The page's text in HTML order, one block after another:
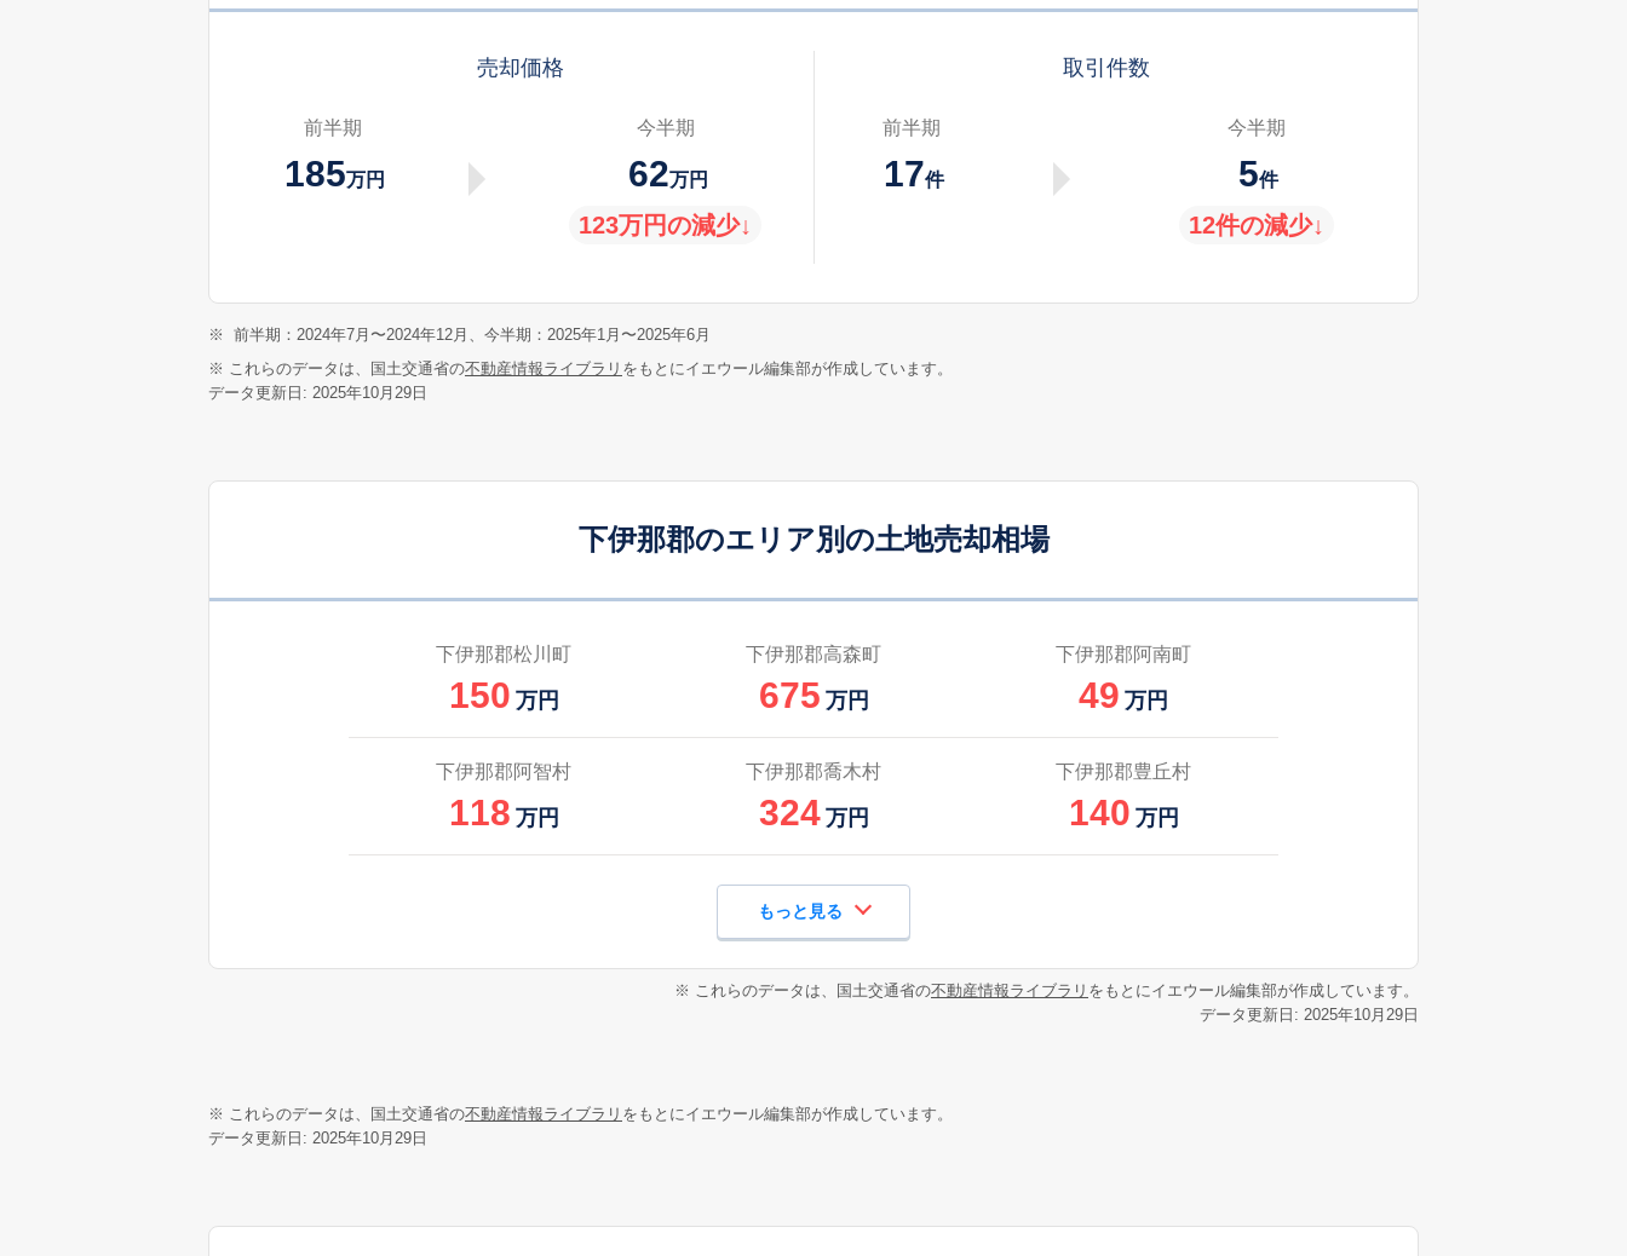
売却価格
前半期
185万円
今半期
62万円
123万円の減少↓
取引件数
前半期
17件
今半期
5件
12件の減少↓
※
前半期：2024年7月〜2024年12月、今半期：2025年1月〜2025年6月
※ これらのデータは、国土交通省の不動産情報ライブラリ をもとにイエウール編集部が作成しています。
データ更新日: 2025年10月29日
下伊那郡のエリア別の土地売却相場
下伊那郡松川町
150 万円
下伊那郡高森町
675 万円
下伊那郡阿南町
49 万円
下伊那郡阿智村
118 万円
下伊那郡喬木村
324 万円
下伊那郡豊丘村
140 万円
もっと見る
※ これらのデータは、国土交通省の不動産情報ライブラリ をもとにイエウール編集部が作成しています。
データ更新日: 2025年10月29日
※ これらのデータは、国土交通省の不動産情報ライブラリ をもとにイエウール編集部が作成しています。
データ更新日: 2025年10月29日